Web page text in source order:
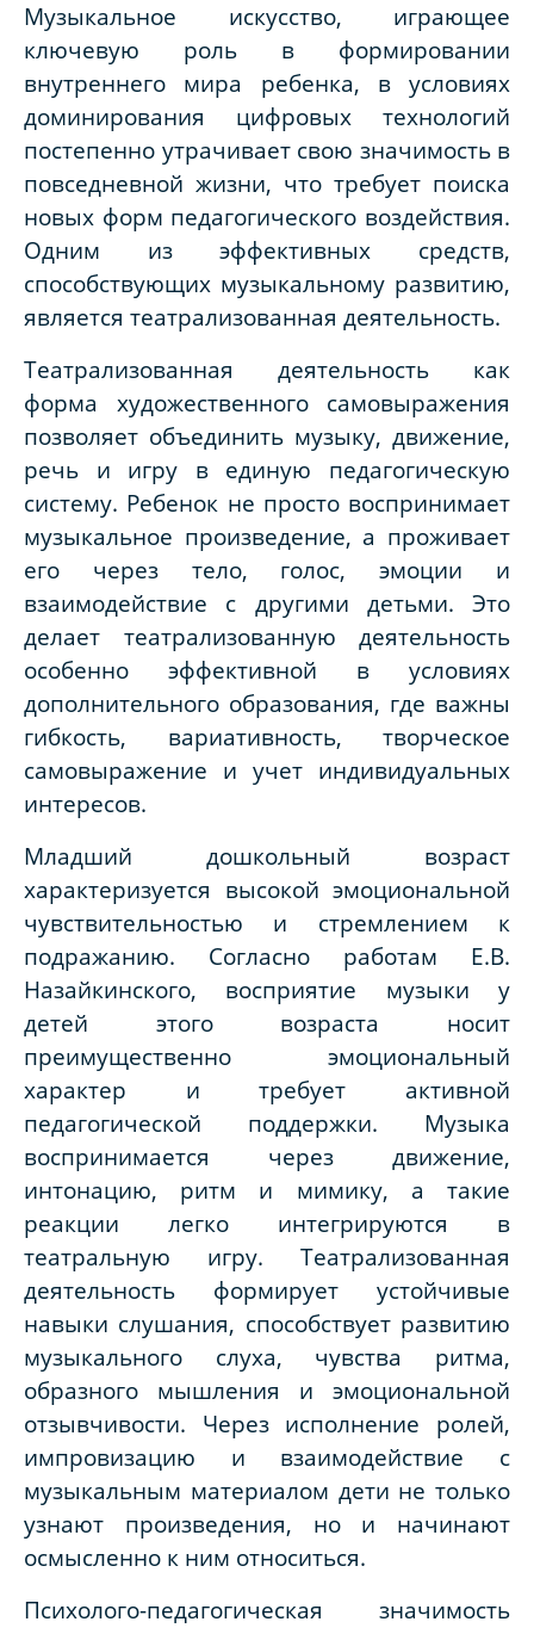
Музыкальное искусство, играющее
ключевую роль в формировании
внутреннего мира ребенка, в условиях
доминирования цифровых технологий
постепенно утрачивает свою значимость в
повседневной жизни, что требует поиска
новых форм педагогического воздействия.
Одним из эффективных средств,
способствующих музыкальному развитию,
является театрализованная деятельность.
Театрализованная деятельность как
форма художественного самовыражения
позволяет объединить музыку, движение,
речь и игру в единую педагогическую
систему. Ребенок не просто воспринимает
музыкальное произведение, а проживает
его через тело, голос, эмоции и
взаимодействие с другими детьми. Это
делает театрализованную деятельность
особенно эффективной в условиях
дополнительного образования, где важны
гибкость, вариативность, творческое
самовыражение и учет индивидуальных
интересов.
Младший дошкольный возраст
характеризуется высокой эмоциональной
чувствительностью и стремлением к
подражанию. Согласно работам Е.В.
Назайкинского, восприятие музыки у
детей этого возраста носит
преимущественно эмоциональный
характер и требует активной
педагогической поддержки. Музыка
воспринимается через движение,
интонацию, ритм и мимику, а такие
реакции легко интегрируются в
театральную игру. Театрализованная
деятельность формирует устойчивые
навыки слушания, способствует развитию
музыкального слуха, чувства ритма,
образного мышления и эмоциональной
отзывчивости. Через исполнение ролей,
импровизацию и взаимодействие с
музыкальным материалом дети не только
узнают произведения, но и начинают
осмысленно к ним относиться.
Психолого-педагогическая значимость